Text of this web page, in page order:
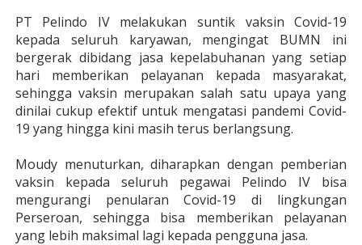
PT Pelindo IV melakukan suntik vaksin Covid-19
kepada seluruh karyawan, mengingat BUMN ini
bergerak dibidang jasa kepelabuhanan yang setiap
hari memberikan pelayanan kepada masyarakat,
sehingga vaksin merupakan salah satu upaya yang
dinilai cukup efektif untuk mengatasi pandemi Covid-
19 yang hingga kini masih terus berlangsung.
Moudy menuturkan, diharapkan dengan pemberian
vaksin kepada seluruh pegawai Pelindo IV bisa
mengurangi penularan Covid-19 di lingkungan
Perseroan, sehingga bisa memberikan pelayanan
yang lebih maksimal lagi kepada pengguna jasa.